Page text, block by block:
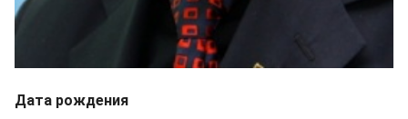
Дата рождения